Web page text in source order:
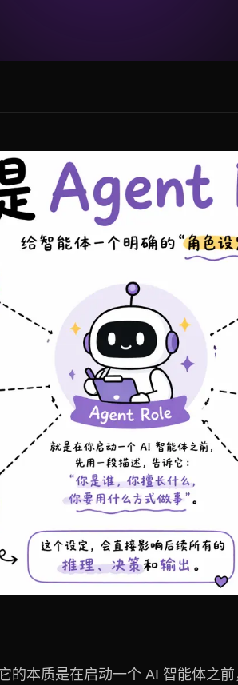
的本质是在启动一个 AI 智能体之